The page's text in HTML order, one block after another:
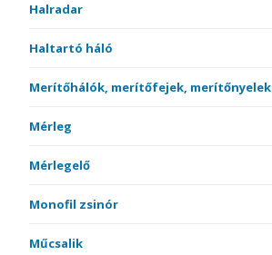
Halradar
Haltartó háló
Merítőhálók, merítőfejek, merítőnyelek
Mérleg
Mérlegelő
Monofil zsinór
Műcsalik